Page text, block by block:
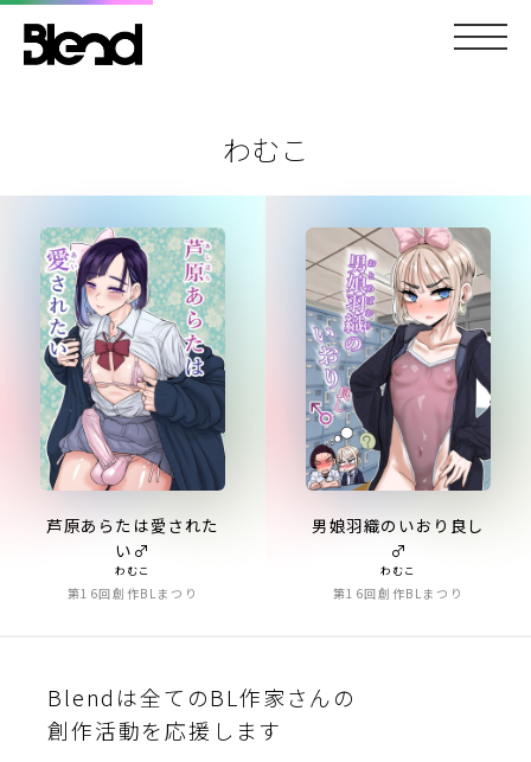
わむこ
芦原あらたは愛された
い♂
わむこ
第16回創作BLまつり
男娘羽織のいおり良し
♂
わむこ
第16回創作BLまつり
Blendは全てのBL作家さんの
創作活動を応援します